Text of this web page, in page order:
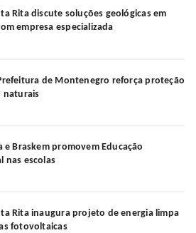
Rita discute soluções geológicas em
empresa especializada
de Montenegro reforça proteção
naturais
e Braskem promovem Educação
nas escolas
Rita inaugura projeto de energia limpa
fotovoltaicas